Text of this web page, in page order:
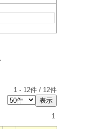
1 - 12件 / 12件
1